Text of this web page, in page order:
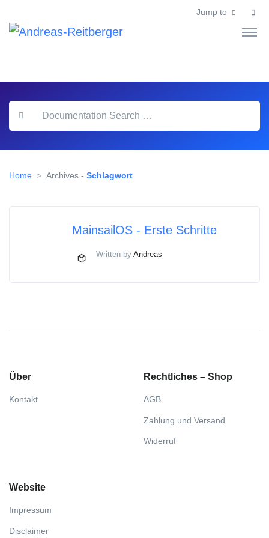
Jump to
Home Archives - Schlagwort
MainsailOS - Erste Schritte
Written by Andreas
Über
Kontakt
Rechtliches – Shop
AGB
Zahlung und Versand
Widerruf
Website
Impressum
Disclaimer